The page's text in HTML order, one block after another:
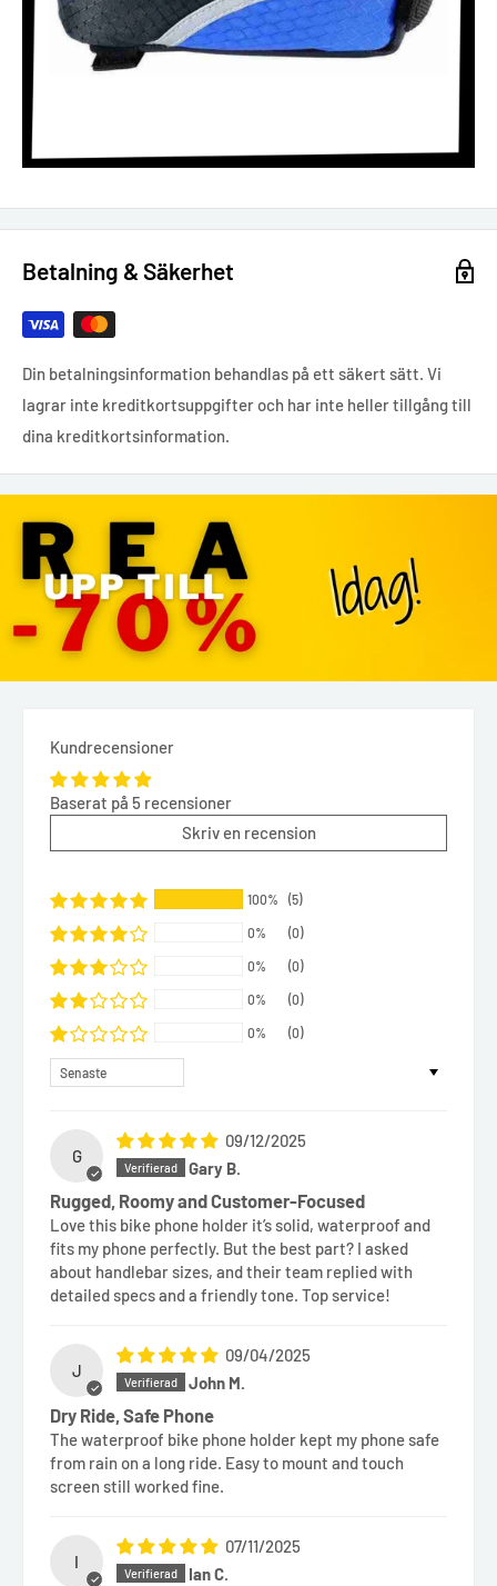
Betalning & Säkerhet
Din betalningsinformation behandlas på ett säkert sätt. Vi
lagrar inte kreditkortsuppgifter och har inte heller tillgång till
dina kreditkortsinformation.
Kundrecensioner
Baserat på 5 recensioner
Skriv en recension
100% (5)
0% (0)
0% (0)
0% (0)
0% (0)
Sort by
G
09/12/2025
Gary B.
Rugged, Roomy and Customer-Focused
Love this bike phone holder it’s solid, waterproof and
fits my phone perfectly. But the best part? I asked
about handlebar sizes, and their team replied with
detailed specs and a friendly tone. Top service!
J
09/04/2025
John M.
Dry Ride, Safe Phone
The waterproof bike phone holder kept my phone safe
from rain on a long ride. Easy to mount and touch
screen still worked fine.
I
07/11/2025
Ian C.